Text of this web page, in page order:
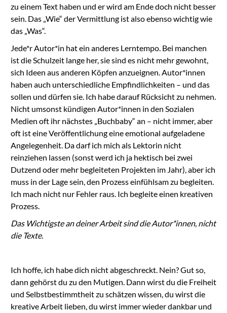
zu einem Text haben und er wird am Ende doch nicht besser
sein. Das „Wie“ der Vermittlung ist also ebenso wichtig wie
das „Was“.
Jede*r Autor*in hat ein anderes Lerntempo. Bei manchen
ist die Schulzeit lange her, sie sind es nicht mehr gewohnt,
sich Ideen aus anderen Köpfen anzueignen. Autor*innen
haben auch unterschiedliche Empfindlichkeiten – und das
sollen und dürfen sie. Ich habe darauf Rücksicht zu nehmen.
Nicht umsonst kündigen Autor*innen in den Sozialen
Medien oft ihr nächstes „Buchbaby“ an – nicht immer, aber
oft ist eine Veröffentlichung eine emotional aufgeladene
Angelegenheit. Da darf ich mich als Lektorin nicht
reinziehen lassen (sonst werd ich ja hektisch bei zwei
Dutzend oder mehr begleiteten Projekten im Jahr), aber ich
muss in der Lage sein, den Prozess einfühlsam zu begleiten.
Ich mach nicht nur Fehler raus. Ich begleite einen kreativen
Prozess.
Das Wichtigste an deiner Arbeit sind die Autor*innen, nicht
die Texte.
Ich hoffe, ich habe dich nicht abgeschreckt. Nein? Gut so,
dann gehörst du zu den Mutigen. Dann wirst du die Freiheit
und Selbstbestimmtheit zu schätzen wissen, du wirst die
kreative Arbeit lieben, du wirst immer wieder dankbar und